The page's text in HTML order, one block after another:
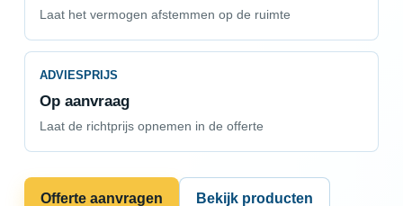
Laat het vermogen afstemmen op de ruimte
ADVIESPRIJS
Op aanvraag
Laat de richtprijs opnemen in de offerte
Offerte aanvragen Bekijk producten